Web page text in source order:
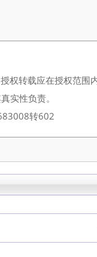
权转载应在授权范围
实性负责。
转602